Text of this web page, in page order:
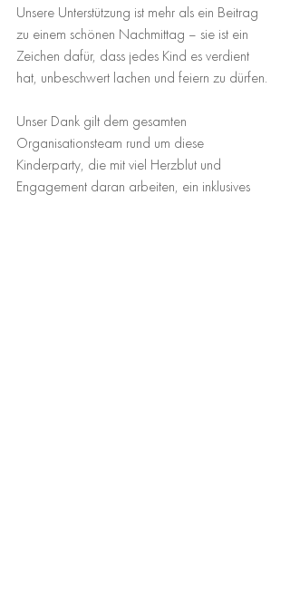
Unsere Unterstützung ist mehr als ein Beitrag
zu einem schönen Nachmittag – sie ist ein
Zeichen dafür, dass jedes Kind es verdient
hat, unbeschwert lachen und feiern zu dürfen.
Unser Dank gilt dem gesamten
Organisationsteam rund um diese
Kinderparty, die mit viel Herzblut und
Engagement daran arbeiten, ein inklusives